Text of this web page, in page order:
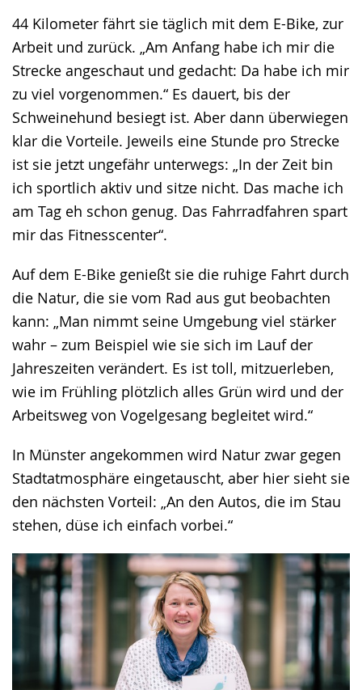
44 Kilometer fährt sie täglich mit dem E-Bike, zur
Arbeit und zurück. „Am Anfang habe ich mir die
Strecke angeschaut und gedacht: Da habe ich mir
zu viel vorgenommen.“ Es dauert, bis der
Schweinehund besiegt ist. Aber dann überwiegen
klar die Vorteile. Jeweils eine Stunde pro Strecke
ist sie jetzt ungefähr unterwegs: „In der Zeit bin
ich sportlich aktiv und sitze nicht. Das mache ich
am Tag eh schon genug. Das Fahrradfahren spart
mir das Fitnesscenter“.
Auf dem E-Bike genießt sie die ruhige Fahrt durch
die Natur, die sie vom Rad aus gut beobachten
kann: „Man nimmt seine Umgebung viel stärker
wahr – zum Beispiel wie sie sich im Lauf der
Jahreszeiten verändert. Es ist toll, mitzuerleben,
wie im Frühling plötzlich alles Grün wird und der
Arbeitsweg von Vogelgesang begleitet wird.“
In Münster angekommen wird Natur zwar gegen
Stadtatmosphäre eingetauscht, aber hier sieht sie
den nächsten Vorteil: „An den Autos, die im Stau
stehen, düse ich einfach vorbei.“